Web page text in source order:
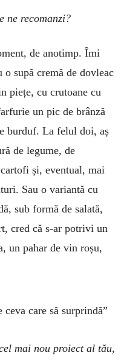
ne recomanzi?
de anotimp. Îmi
supă cremă de dovleac
piețe, cu crutoane cu
un pic de brânză
burduf. La felul doi, aș
de legume, de
și, eventual, mai
Sau o variantă cu
sub formă de salată,
cred că s-ar potrivi un
un pahar de vin roșu,
care să surprindă”
mai nou proiect al tău,